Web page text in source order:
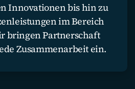
Innovationen bis hin zu
im Bereich
bringen Partnerschaft
Zusammenarbeit ein.